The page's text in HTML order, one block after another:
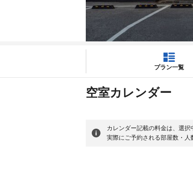
プラン一覧
空室カレンダー
カレンダー記載の料金は、選
実際にご予約される部屋数・人